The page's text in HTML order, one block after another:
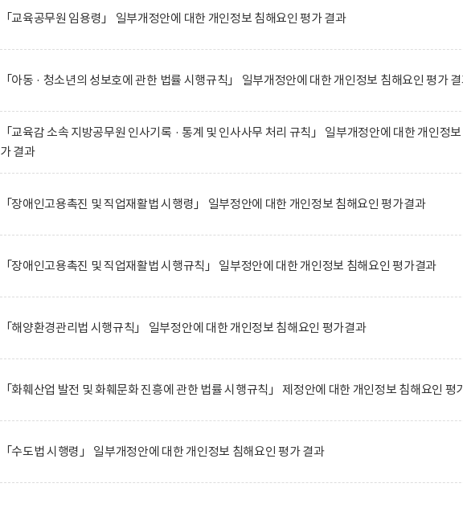
「교육공무원 임용령」 일부개정안에 대한 개인정보 침해요인 평가 결과
「아동 · 청소년의 성보호에 관한 법률 시행규칙」 일부개정안에 대한 개인정보 침해요인 평가
「교육감 소속 지방공무원 인사기록 · 통계 및 인사사무 처리 규칙」 일부개정안에 대한 개인정
가 결과
「장애인고용촉진 및 직업재활법 시행령」 일부정안에 대한 개인정보 침해요인 평가결과
「장애인고용촉진 및 직업재활법 시행규칙」 일부정안에 대한 개인정보 침해요인 평가결과
「해양환경관리법 시행규칙」 일부정안에 대한 개인정보 침해요인 평가결과
「화훼산업 발전 및 화훼문화 진흥에 관한 법률 시행규칙」 제정안에 대한 개인정보 침해요인 평
「수도법 시행령」 일부개정안에 대한 개인정보 침해요인 평가 결과